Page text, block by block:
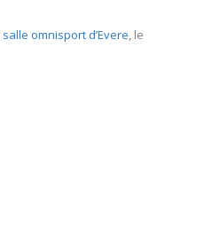
salle omnisport d’Evere, le